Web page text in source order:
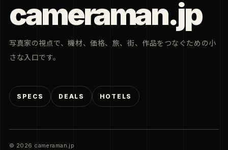
cameraman.jp
写真家の視点で、機材、価格、旅、街、作品をつなぐための小
さな入口です。
SPECS DEALS HOTELS
© 2026 cameraman.jp